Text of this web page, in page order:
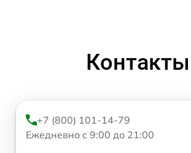
Контакты
+7 (800) 101-14-79
Ежедневно с 9:00 до 21:00